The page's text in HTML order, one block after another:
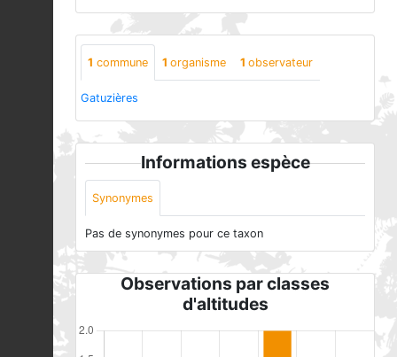
1 commune 1 organisme 1 observateur
Gatuzières
Informations espèce
Synonymes
Pas de synonymes pour ce taxon
Observations par classes
d'altitudes